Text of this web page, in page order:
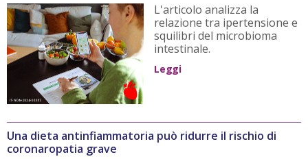
L'articolo analizza la
relazione tra ipertensione e
squilibri del microbioma
intestinale.
Leggi
Una dieta antinfiammatoria può ridurre il rischio di
coronaropatia grave